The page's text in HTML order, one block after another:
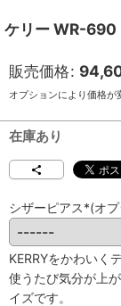
ケリー WR-690
販売価格:
オプションにより価格が
在庫あり
シザーピアス*(オ
KERRYをかわいく
使うたび気分が上
イズです。